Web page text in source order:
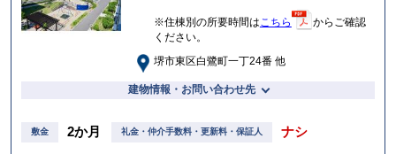
※住棟別の所要時間はこちら
からご確認
ください。
堺市東区白鷺町一丁24番 他
建物情報・お問い合わせ先
敷金 2か月 礼金・仲介手数料・更新料・保証人 ナシ